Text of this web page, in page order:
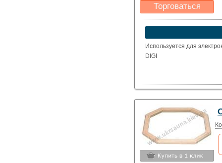
Торговаться
Какая цена Вас
устроит?
Используется для
DIGI